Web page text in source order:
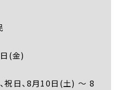
(金)
祝日、8月10日(土) ～ 8